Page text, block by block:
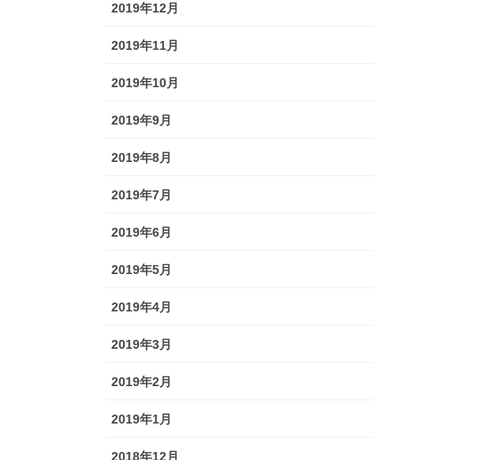
2019年12月
2019年11月
2019年10月
2019年9月
2019年8月
2019年7月
2019年6月
2019年5月
2019年4月
2019年3月
2019年2月
2019年1月
2018年12月